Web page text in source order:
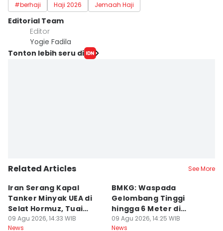
#berhaji Haji 2026 Jemaah Haji
Editorial Team
Editor
Yogie Fadila
Tonton lebih seru di
Related Articles See More
Iran Serang Kapal
Tanker Minyak UEA di
Selat Hormuz, Tuai
Kecaman
09 Agu 2026, 14:33 WIB
News
BMKG: Waspada
Gelombang Tinggi
hingga 6 Meter di
Beberapa Perairan RI
09 Agu 2026, 14:25 WIB
News